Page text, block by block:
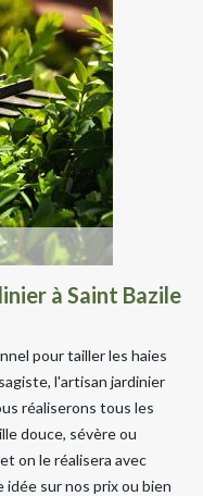
à Saint Bazile
pour tailler les haies
l'artisan jardinier
réaliserons tous les
douce, sévère ou
on le réalisera avec
idée sur nos prix ou bien